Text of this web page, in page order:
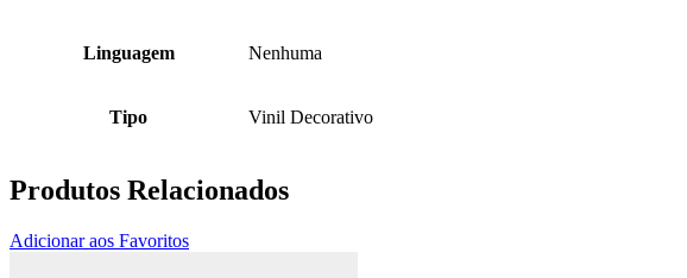
Linguagem Nenhuma
Tipo Vinil Decorativo
Produtos Relacionados
Adicionar aos Favoritos